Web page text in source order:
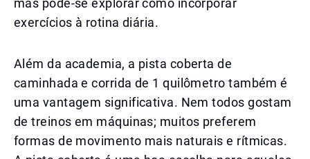
mas pode-se explorar como incorporar
exercícios à rotina diária.
Além da academia, a pista coberta de
caminhada e corrida de 1 quilômetro também é
uma vantagem significativa. Nem todos gostam
de treinos em máquinas; muitos preferem
formas de movimento mais naturais e rítmicas.